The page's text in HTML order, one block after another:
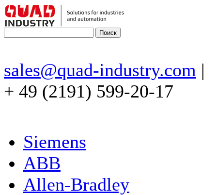
sales@quad-industry.com |
+ 49 (2191) 599-20-17
Siemens
ABB
Allen-Bradley